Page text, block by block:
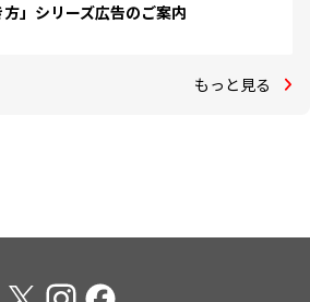
方」シリーズ広告のご案内
もっと見る